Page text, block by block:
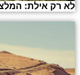
לא רק אילת: